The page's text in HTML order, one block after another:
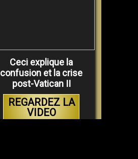
Ceci explique la
confusion et la crise
post-Vatican II
REGARDEZ LA
VIDEO